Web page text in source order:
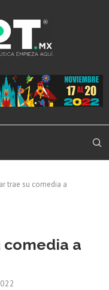
trae su comedia a
comedia a